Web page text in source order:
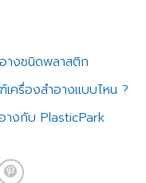
างชนิดพลาสติก
ครื่องสำอางแบบไหน ?
งกับ PlasticPark